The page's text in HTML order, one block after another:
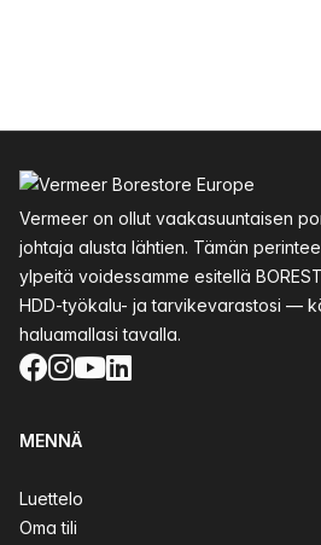
Vermeer on ollut vaakasuuntaisen
johtaja alusta lähtien. Tämän
ylpeitä voidessamme esitellä
HDD-työkalu- ja tarvikevarastosi —
haluamallasi tavalla.
Facebook
Instagram
YouTube
LinkedIn
MENNÄ
Luettelo
Oma tili